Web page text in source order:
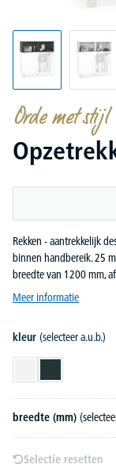
Orde met stijl
Rekken - aantrekkelijk
binnen handbereik. 25
breedte van 1200 mm,
Meer informatie
kleur (selecteer a.u.b.)
breedte (mm)
Selectie resetten